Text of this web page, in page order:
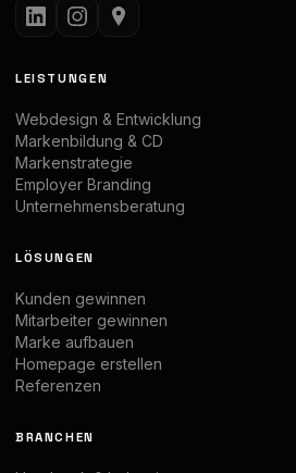
LEISTUNGEN
Webdesign & Entwicklung
Markenbildung & CD
Markenstrategie
Employer Branding
Unternehmensberatung
LÖSUNGEN
Kunden gewinnen
Mitarbeiter gewinnen
Marke aufbauen
Homepage erstellen
Referenzen
BRANCHEN